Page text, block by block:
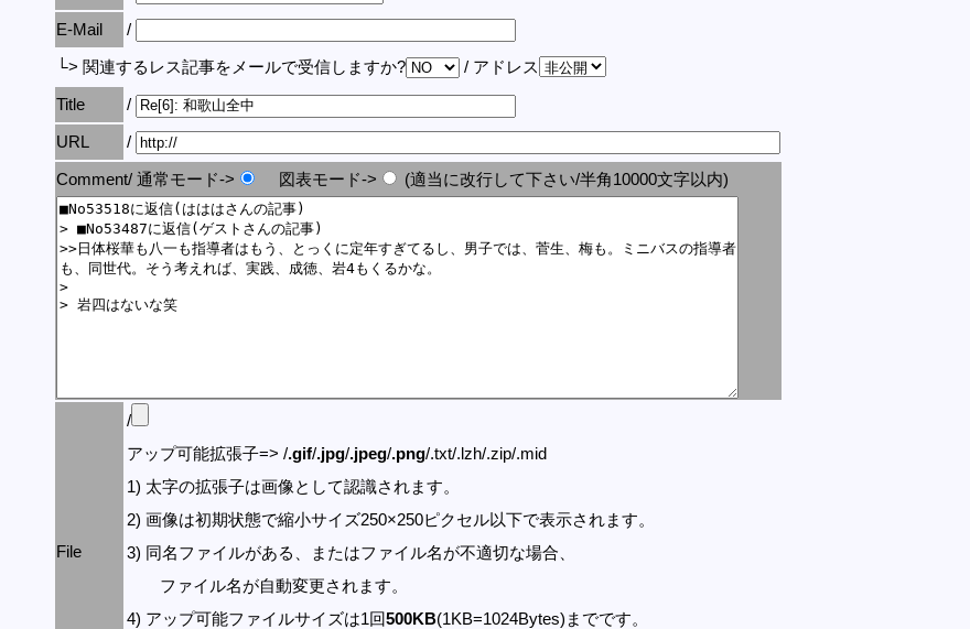
E-Mail
/
└> 関連するレス記事をメールで受信しますか?
/ アドレス
Title
/
URL
/
Comment/ 通常モード->
図表モード-> (適当に改行して下さい/半角10000文字以内)
File
/
アップ可能拡張子=> /.gif/.jpg/.jpeg/.png/.txt/.lzh/.zip/.mid
1) 太字の拡張子は画像として認識されます。
2) 画像は初期状態で縮小サイズ250×250ピクセル以下で表示されます。
3) 同名ファイルがある、またはファイル名が不適切な場合、
ファイル名が自動変更されます。
4) アップ可能ファイルサイズは1回500KB(1KB=1024Bytes)までです。